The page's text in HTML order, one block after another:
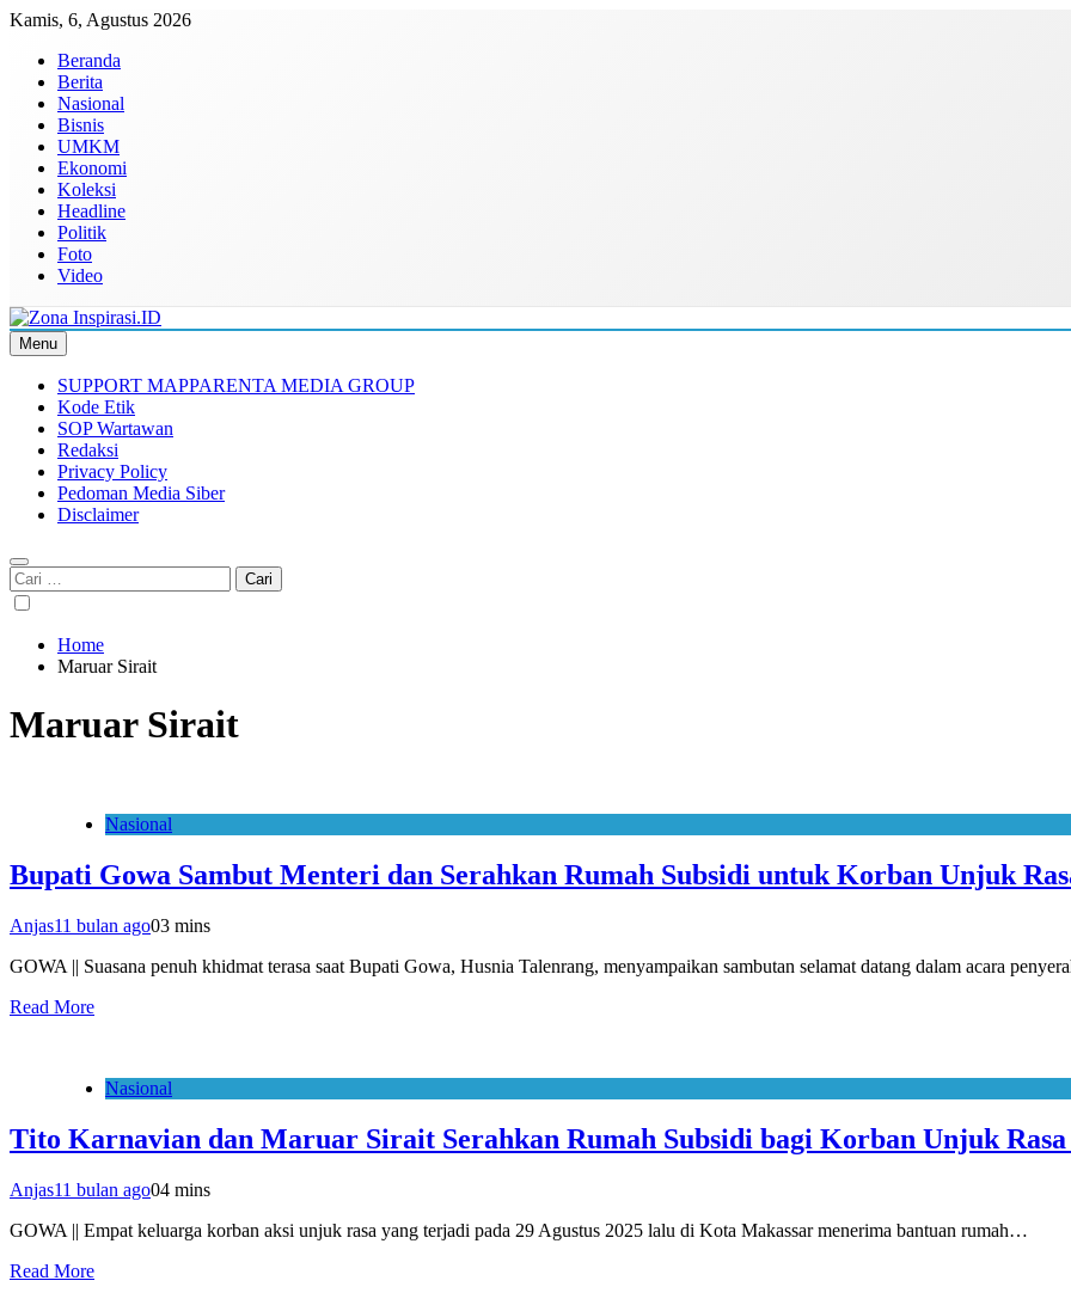
Skip
content
Kamis, 6, Agustus 2026
Beranda
Berita
Nasional
Bisnis
UMKM
Ekonomi
Koleksi
Headline
Politik
Foto
Video
Zona Inspirasi.ID
Bersama Membangun Semangat Baru
Menu
SUPPORT MAPPARENTA MEDIA GROUP
Kode Etik
SOP Wartawan
Redaksi
Privacy Policy
Pedoman Media Siber
Disclaimer
Cari
untuk:
Home
Maruar Sirait
Maruar Sirait
Nasional
Bupati Gowa Sambut Menteri dan Serahkan Rumah Subsidi untuk Korban Unjuk
Anjas11 bulan ago03 mins
GOWA || Suasana penuh khidmat terasa saat Bupati Gowa, Husnia Talenrang, menyampaikan sambutan selamat datang dalam acara
Read More
Nasional
Tito Karnavian dan Maruar Sirait Serahkan Rumah Subsidi bagi Korban Unjuk
Anjas11 bulan ago04 mins
GOWA || Empat keluarga korban aksi unjuk rasa yang terjadi pada 29 Agustus 2025 lalu di Kota Makassar menerima bantuan rumah…
Read More